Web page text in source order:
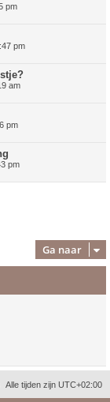
pm
pm
am
pm
pm
Ga naar
Alle tijden zijn UTC+02:00